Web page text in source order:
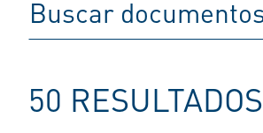
50 RESULTADOS